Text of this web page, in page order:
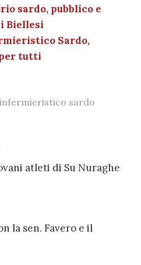
sardo, pubblico e
Biellesi
Sardo,
tutti
sardo
atleti di Su Nuraghe
la sen. Favero e il